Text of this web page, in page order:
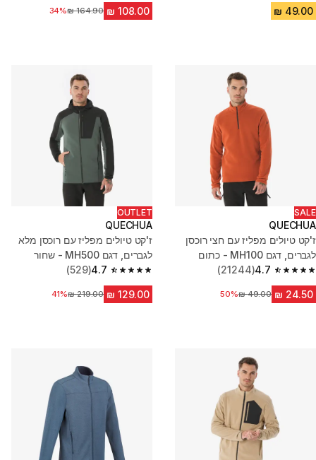
מחיר לפני הנחה
34%
SALE
QUECHUA
ז'קט טיולים מפליז עם חצי רוכסן
לגברים, דגם MH100 - כתום
4.7
4.7 out of 5 stars from 21244 reviews
(21244)
מחיר לפני הנחה‏49.00 ₪
50%
OUTLET
QUECHUA
ז'קט טיולים מפליז עם רוכסן מלא
לגברים, דגם MH500 - שחור
4.7
4.7 out of 5 stars from 529 reviews
(529)
מחיר לפני הנחה
41%